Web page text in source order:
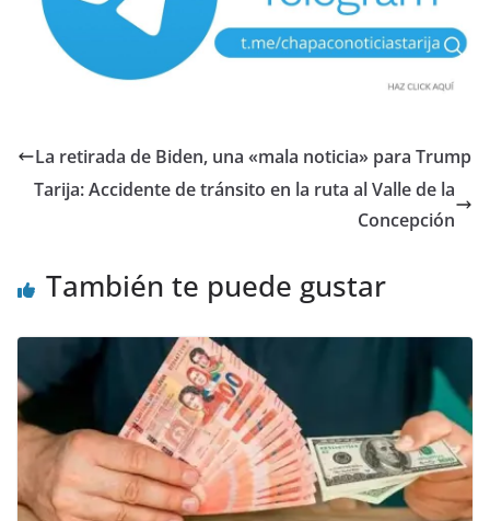
La retirada de Biden, una «mala noticia» para Trump
Tarija: Accidente de tránsito en la ruta al Valle de la
Concepción
También te puede gustar